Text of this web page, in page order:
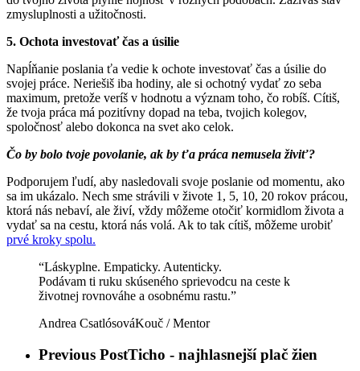
zmysluplnosti a užitočnosti.
5. Ochota investovať čas a úsilie
Napĺňanie poslania ťa vedie k ochote investovať čas a úsilie do
svojej práce. Neriešiš iba hodiny, ale si ochotný vydať zo seba
maximum, pretože veríš v hodnotu a význam toho, čo robíš. Cítiš,
že tvoja práca má pozitívny dopad na teba, tvojich kolegov,
spoločnosť alebo dokonca na svet ako celok.
Čo by bolo tvoje povolanie, ak by ťa práca nemusela živiť?
Podporujem ľudí, aby nasledovali svoje poslanie od momentu, ako
sa im ukázalo. Nech sme strávili v živote 1, 5, 10, 20 rokov prácou,
ktorá nás nebaví, ale živí, vždy môžeme otočiť kormidlom života a
vydať sa na cestu, ktorá nás volá. Ak to tak cítiš, môžeme urobiť
prvé kroky spolu.
“Láskyplne. Empaticky. Autenticky.
Podávam ti ruku skúseného sprievodcu na ceste k
životnej rovnováhe a osobnému rastu.”
Andrea CsatlósováKouč / Mentor
Previous PostTicho - najhlasnejší plač žien